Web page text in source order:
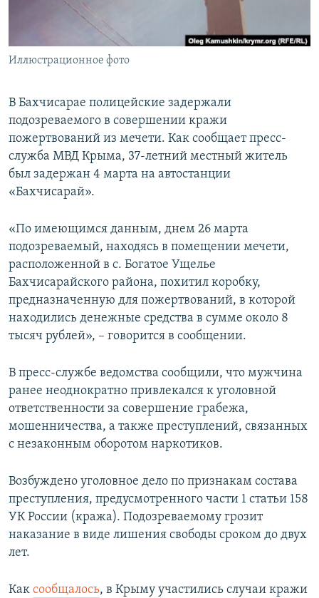
ПОБЕДИТЕЛЕЙ НЕ СУДЯТ?
КРЫМ.НЕПОКОРЕННЫЙ
ELIFBE
ПРИСОЕДИНЯЙТЕСЬ!
Все сайты RFE/RL
Иллюстрационное фото
В Бахчисарае полицейские задержали
подозреваемого в совершении кражи
пожертвований из мечети. Как сообщает пресс-
служба МВД Крыма, 37-летний местный житель
был задержан 4 марта на автостанции
«Бахчисарай».
«По имеющимся данным, днем 26 марта
подозреваемый, находясь в помещении мечети,
расположенной в с. Богатое Ущелье
Бахчисарайского района, похитил коробку,
предназначенную для пожертвований, в которой
находились денежные средства в сумме около 8
тысяч рублей», – говорится в сообщении.
В пресс-службе ведомства сообщили, что мужчина
ранее неоднократно привлекался к уголовной
ответственности за совершение грабежа,
мошенничества, а также преступлений, связанных
с незаконным оборотом наркотиков.
Возбуждено уголовное дело по признакам состава
преступления, предусмотренного части 1 статьи 158
УК России (кража). Подозреваемому грозит
наказание в виде лишения свободы сроком до двух
лет.
Как сообщалось, в Крыму участились случаи кражи